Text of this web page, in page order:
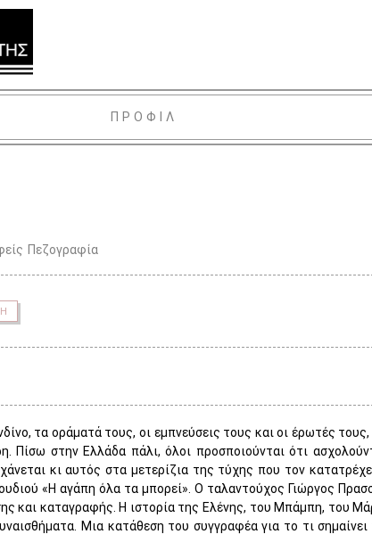
ΠΡΟΦΙΛ
Πεζογραφία
τα οράματά τους, οι εμπνεύσεις τους και οι έρωτές
Πίσω στην Ελλάδα πάλι, όλοι προσποιούνται ότι
κι αυτός στα μετερίζια της τύχης που τον
«Η αγάπη όλα τα μπορεί». Ο ταλαντούχος Γιώργος
και καταγραφής. Η ιστορία της Ελένης, του Μπάμπη, του
Μια κατάθεση του συγγραφέα για το τι σημαίνει